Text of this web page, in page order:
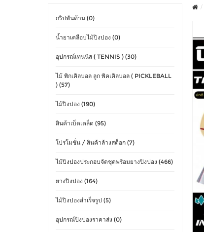
กริปพันด้าม (0)
น้ำยาเคลือบไม้ปิงปอง (0)
อุปกรณ์เทนนิส ( TENNIS ) (30)
ไม้ พิกเคิลบอล ลูก พิคเคิลบอล ( PICKLEBALL
) (57)
ไม้ปิงปอง (190)
สินค้าเบ็ดเตล็ด (95)
โปรโมชั่น / สินค้าล้างสต็อก (7)
ไม้ปิงปองประกอบจัดชุดพร้อมยางปิงปอง (466)
ยางปิงปอง (164)
ไม้ปิงปองสำเร็จรูป (5)
อุปกรณ์ปิงปองราคาส่ง (0)